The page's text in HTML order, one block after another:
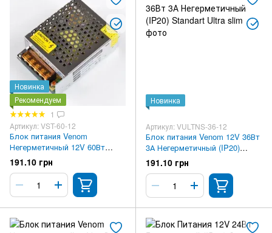
Новинка
Рекомендуем
1
Артикул: VST-60-12
Блок питания Venom
Негерметичный 12V 60Вт
Standart
191.10 грн
Новинка
Артикул: VULTNS-36-12
Блок питания Venom 12V 36Вт
3А Негерметичный (IP20)
Standart Ultra slim
191.10 грн